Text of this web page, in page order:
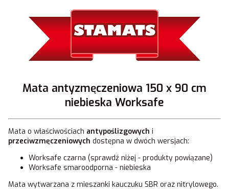
Mata antyzmęczeniowa 150 x 90 cm
niebieska Worksafe
Mata o właściwościach antypoślizgowych i
przeciwzmęczeniowych dostępna w dwóch wersjach:
Worksafe czarna (sprawdź niżej - produkty powiązane)
Worksafe smaroodporna - niebieska
Mata wytwarzana z mieszanki kauczuku SBR oraz nitrylowego.